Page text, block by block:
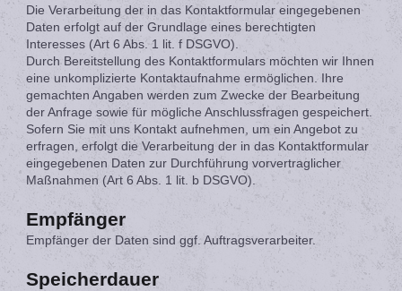
Die Verarbeitung der in das Kontaktformular eingegebenen
Daten erfolgt auf der Grundlage eines berechtigten
Interesses (Art 6 Abs. 1 lit. f DSGVO).
Durch Bereitstellung des Kontaktformulars möchten wir Ihnen
eine unkomplizierte Kontaktaufnahme ermöglichen. Ihre
gemachten Angaben werden zum Zwecke der Bearbeitung
der Anfrage sowie für mögliche Anschlussfragen gespeichert.
Sofern Sie mit uns Kontakt aufnehmen, um ein Angebot zu
erfragen, erfolgt die Verarbeitung der in das Kontaktformular
eingegebenen Daten zur Durchführung vorvertraglicher
Maßnahmen (Art 6 Abs. 1 lit. b DSGVO).
Empfänger
Empfänger der Daten sind ggf. Auftragsverarbeiter.
Speicherdauer